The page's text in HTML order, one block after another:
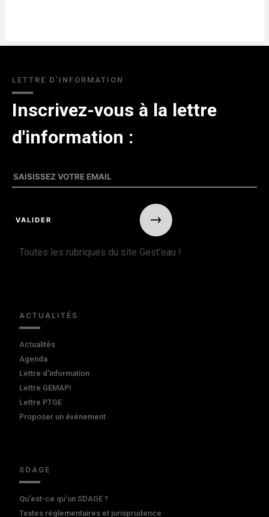
LETTRE D'INFORMATION
Inscrivez-vous à la lettre
d'information :
Toutes les rubriques du site Gest'eau !
ACTUALITÉS
Actualités
Agenda
Lettre d'information
Lettre GEMAPI
Lettre PTGE
Proposer un événement
SDAGE
Qu'est-ce qu'un SDAGE ?
Textes réglementaires et jurisprudence